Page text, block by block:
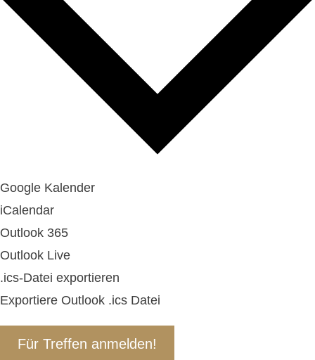
Google Kalender
iCalendar
Outlook 365
Outlook Live
.ics-Datei exportieren
Exportiere Outlook .ics Datei
Für Treffen anmelden!